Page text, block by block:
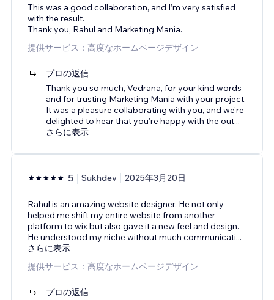
This was a good collaboration, and I’m very satisfied
with the result.
Thank you, Rahul and Marketing Mania.
提供サービス：高度なホームページデザイン
プロの返信
Thank you so much, Vedrana, for your kind words
and for trusting Marketing Mania with your project.
It was a pleasure collaborating with you, and we're
delighted to hear that you're happy with the out...
さらに表示
5 Sukhdev 2025年3月20日
Rahul is an amazing website designer. He not only
helped me shift my entire website from another
platform to wix but also gave it a new feel and design.
He understood my niche without much communicati...
さらに表示
提供サービス：高度なホームページデザイン
プロの返信